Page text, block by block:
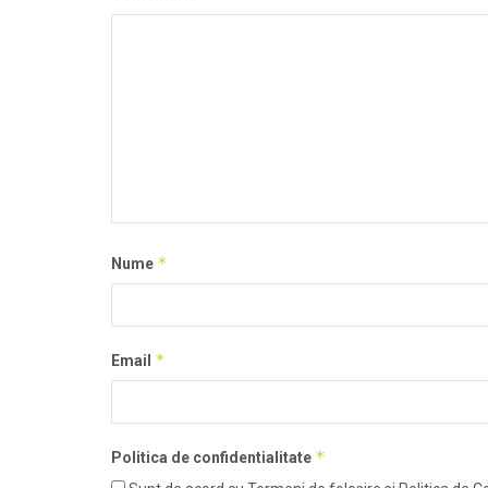
Nume *
Email *
Politica de confidentialitate *